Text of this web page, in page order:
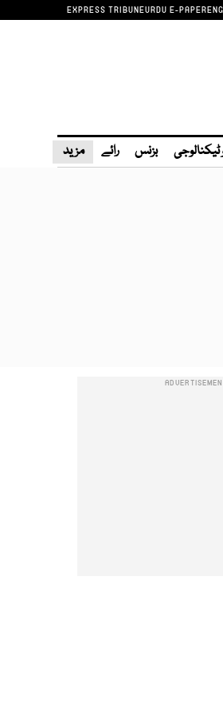
EXPRESS TRIBUNEURDU E-PAPER
بزنس رائے مزید